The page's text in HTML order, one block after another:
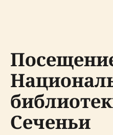
Сеченьи